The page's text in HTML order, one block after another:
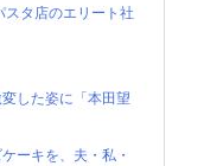
タ店のエリート社
した姿に「本田望
ーキを、夫・私・